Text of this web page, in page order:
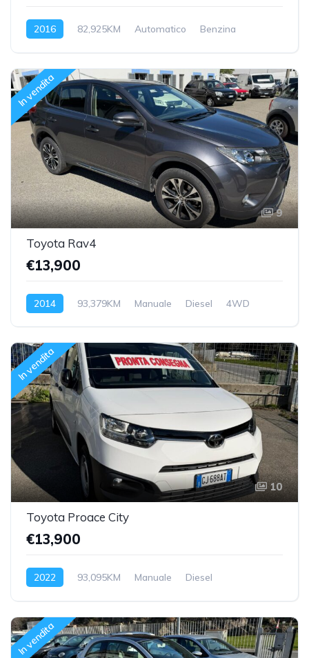
2016 82,925KM Automatico
Benzina
In vendita
9
Toyota Rav4
€13,900
2014 93,379KM Manuale Diesel 4WD
In vendita
10
Toyota Proace City
€13,900
2022 93,095KM Manuale
Diesel
In vendita